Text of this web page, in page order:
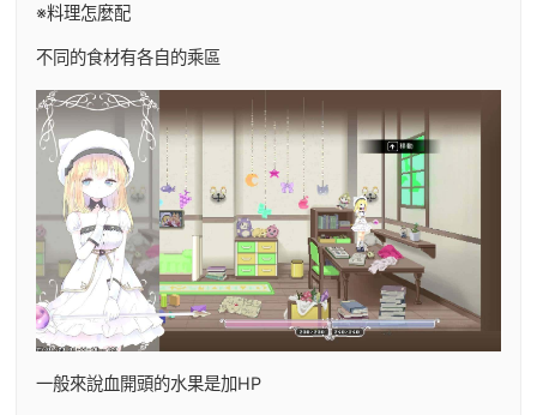
※料理怎麼配
不同的食材有各自的乘區
一般來說血開頭的水果是加HP